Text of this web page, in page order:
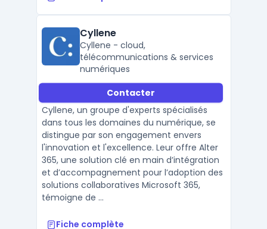
Cyllene
Cyllene - cloud,
télécommunications & services
numériques
Contacter
Cyllene, un groupe d'experts spécialisés
dans tous les domaines du numérique, se
distingue par son engagement envers
l'innovation et l'excellence. Leur offre Alter
365, une solution clé en main d’intégration
et d’accompagnement pour l’adoption des
solutions collaboratives Microsoft 365,
témoigne de ...
Fiche complète